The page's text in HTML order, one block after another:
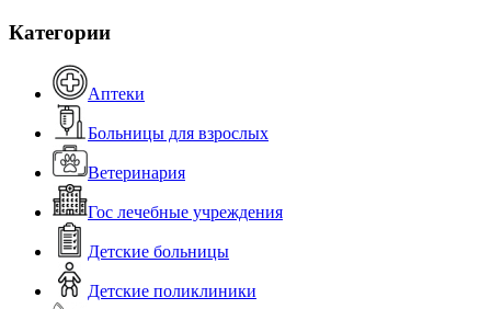
Категории
Аптеки
Больницы для взрослых
Ветеринария
Гос лечебные учреждения
Детские больницы
Детские поликлиники